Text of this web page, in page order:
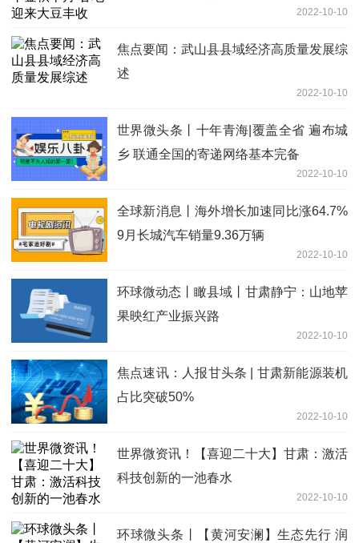
2022-10-10
焦点要闻：武山县县域经济高质量发展综
述
2022-10-10
世界微头条丨十年青海|覆盖全省 遍布城
乡 联通全国的寄递网络基本完备
2022-10-10
全球新消息丨海外增长加速同比涨64.7%
9月长城汽车销量9.36万辆
2022-10-10
环球微动态丨瞰县域丨甘肃静宁：山地苹
果映红产业振兴路
2022-10-10
焦点速讯：人报甘头条 | 甘肃新能源装机
占比突破50%
2022-10-10
世界微资讯！【喜迎二十大】甘肃：激活
科技创新的一池春水
2022-10-10
环球微头条丨【黄河安澜】生态先行 润